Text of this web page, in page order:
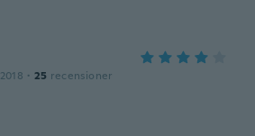
· 25 recensioner